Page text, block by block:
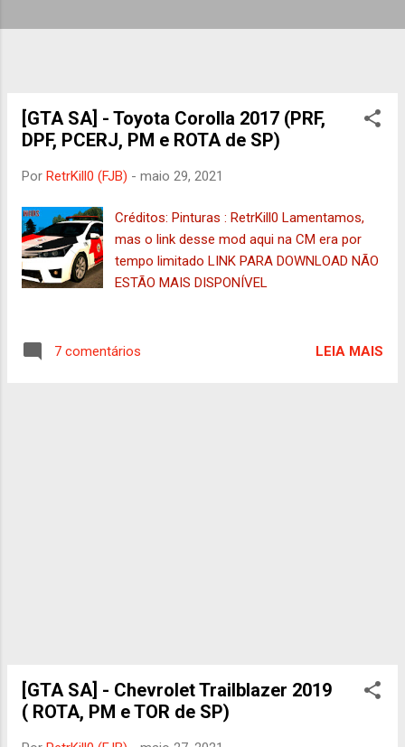
e
[GTA SA] - Toyota Corolla 2017 (PRF,
DPF, PCERJ, PM e ROTA de SP)
Por RetrKill0 (FJB) - maio 29, 2021
Créditos: Pinturas : RetrKill0 Lamentamos,
mas o link desse mod aqui na CM era por
tempo limitado LINK PARA DOWNLOAD NÃO
ESTÃO MAIS DISPONÍVEL
7 comentários LEIA MAIS
[GTA SA] - Chevrolet Trailblazer 2019
( ROTA, PM e TOR de SP)